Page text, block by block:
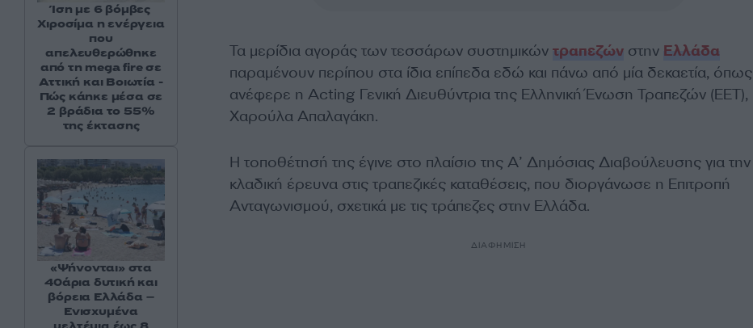
Τα μερίδια αγοράς των τεσσάρων συστημικών τραπεζώνστην Ελλάδα
παραμένουν περίπου στα ίδια επίπεδα εδώ και πάνω από μία δεκαετία, όπως
ανέφερε η Acting Γενική Διευθύντρια της Ελληνική Ένωση Τραπεζών (EET),
Χαρούλα Απαλαγάκη.
Η τοποθέτησή της έγινε στο πλαίσιο της Α’ Δημόσιας Διαβούλευσης για την
κλαδική έρευνα στις τραπεζικές καταθέσεις, που διοργάνωσε η Επιτροπή
Ανταγωνισμού, σχετικά με τις τράπεζες στην Ελλάδα.
ΔΙΑΦΗΜΙΣΗ
Ίση με 6 βόμβες
Χιροσίμα η ενέργεια
που
απελευθερώθηκε
από τη mega fire σε
Αττική και Βοιωτία -
Πώς κάηκε μέσα σε
2 βράδια το 55%
της έκτασης
«Ψήνονται» στα
40άρια δυτική και
βόρεια Ελλάδα –
Ενισχυμένα